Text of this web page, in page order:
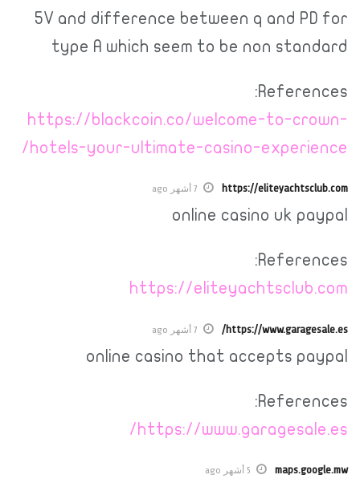
5V and difference between q and PD for
type A which seem to be non standard
References:
https://blackcoin.co/welcome-to-crown-
hotels-your-ultimate-casino-experience/
https://eliteyachtsclub.com 7 أشهر ago
online casino uk paypal
References:
https://eliteyachtsclub.com
https://www.garagesale.es/ 7 أشهر ago
online casino that accepts paypal
References:
https://www.garagesale.es/
maps.google.mw 5 أشهر ago